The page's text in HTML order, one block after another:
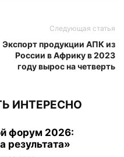
Следующая статья
Экспорт продукции АПК из
России в Африку в 2023
году вырос на четверть
ИНТЕРЕСНО
форум 2026:
результата»